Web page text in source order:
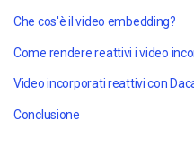
Che cos'è il video embedding?
Come rendere reattivi i video
Video incorporati reattivi con
Conclusione